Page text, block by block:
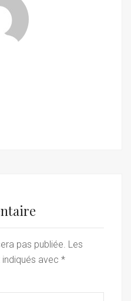
pas publiée. Les
avec *